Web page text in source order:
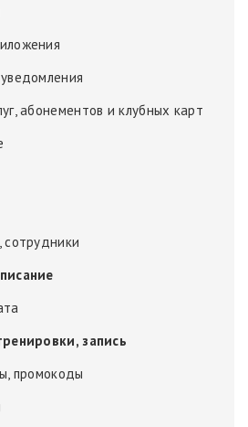
абонементов и клубных карт
сотрудники
запись
промокоды